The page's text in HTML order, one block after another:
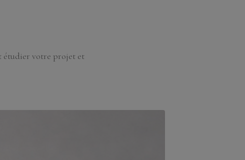
étudier votre projet et